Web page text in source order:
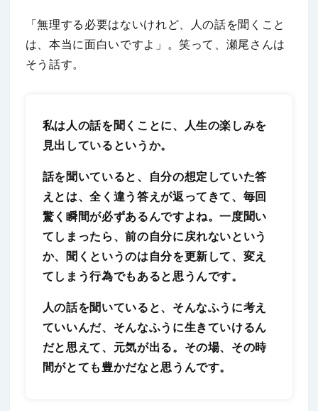
「無理する必要はないけれど、人の話を聞くこと
は、本当に面白いですよ」。笑って、瀬尾さんは
そう話す。
私は人の話を聞くことに、人生の楽しみを
見出しているというか。
話を聞いていると、自分の想定していた答
えとは、全く違う答えが返ってきて、毎回
驚く瞬間が必ずあるんですよね。一度聞い
てしまったら、前の自分に戻れないという
か、聞くというのは自分を更新して、変え
てしまう行為でもあると思うんです。
人の話を聞いていると、そんなふうに考え
ていいんだ、そんなふうに生きていけるん
だと思えて、元気が出る。その場、その時
間がとても豊かだなと思うんです。